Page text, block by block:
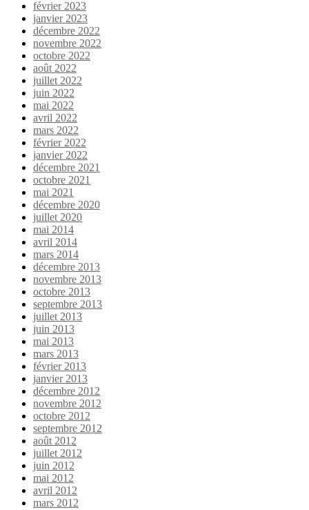
février 2023
janvier 2023
décembre 2022
novembre 2022
octobre 2022
août 2022
juillet 2022
juin 2022
mai 2022
avril 2022
mars 2022
février 2022
janvier 2022
décembre 2021
octobre 2021
mai 2021
décembre 2020
juillet 2020
mai 2014
avril 2014
mars 2014
décembre 2013
novembre 2013
octobre 2013
septembre 2013
juillet 2013
juin 2013
mai 2013
mars 2013
février 2013
janvier 2013
décembre 2012
novembre 2012
octobre 2012
septembre 2012
août 2012
juillet 2012
juin 2012
mai 2012
avril 2012
mars 2012